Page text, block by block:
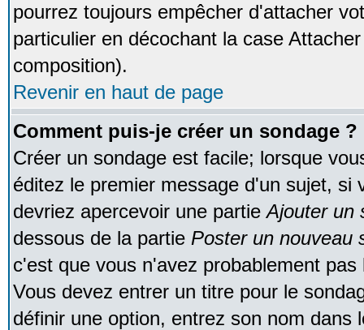
pourrez toujours empêcher d'attacher
particulier en décochant la case
composition).
Revenir en haut de page
Comment puis-je créer un sondage ?
Créer un sondage est facile; lorsque
éditez le premier message d'un sujet, si
devriez apercevoir une partieAjouter un
dessous de la partie Poster un nouveau
c'est que vous n'avez probablement
Vous devez entrer un titre pour le
définir une option, entrez son nom dans